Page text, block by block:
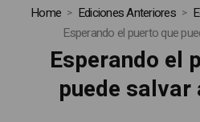
Home Ediciones Anteriores
Esperando el puerto que
Esperando el
puede salvar